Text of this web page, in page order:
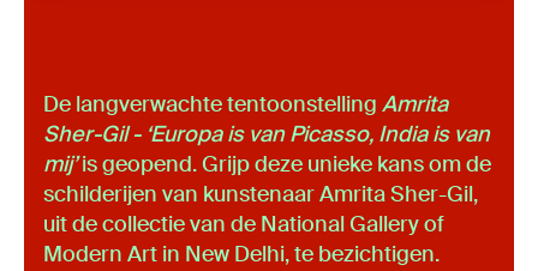
De langverwachte tentoonstelling Amrita
Sher-Gil - ‘Europa is van Picasso, India is van
mij’is geopend. Grijp deze unieke kans om de
schilderijen van kunstenaar Amrita Sher-Gil,
uit de collectie van de National Gallery of
Modern Art in New Delhi, te bezichtigen.